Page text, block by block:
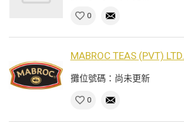
0
MABROC TEAS (PVT) LTD.
攤位號碼：尚未更新
0